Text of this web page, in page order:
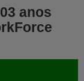
anos